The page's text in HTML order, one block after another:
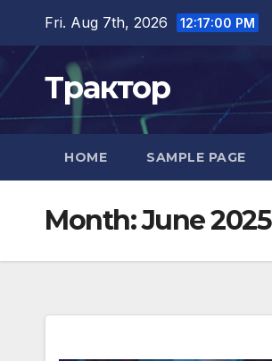
content
Fri. Aug 7th, 2026 12:17:01 PM
Трактор
HOME SAMPLE PAGE
Month:June 2025